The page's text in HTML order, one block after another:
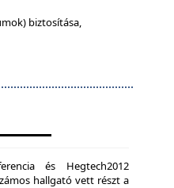
biztosítása,
és Hegtech2012
hallgató vett részt a